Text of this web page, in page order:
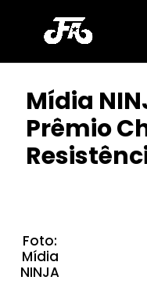
Mídia
Prêmio
Foto:
Mídia
NINJA